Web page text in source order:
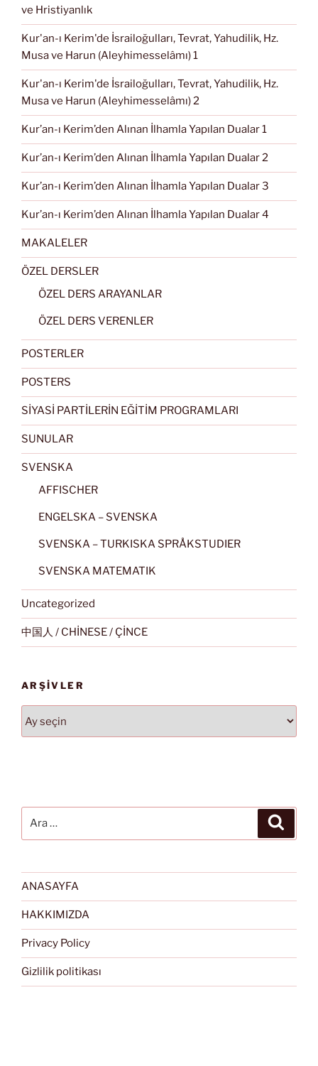
ve Hristiyanlık
Kur'an-ı Kerim'de İsrailoğulları, Tevrat, Yahudilik, Hz.
Musa ve Harun (Aleyhimesselâmı) 1
Kur'an-ı Kerim'de İsrailoğulları, Tevrat, Yahudilik, Hz.
Musa ve Harun (Aleyhimesselâmı) 2
Kur’an-ı Kerim’den Alınan İlhamla Yapılan Dualar 1
Kur’an-ı Kerim’den Alınan İlhamla Yapılan Dualar 2
Kur’an-ı Kerim’den Alınan İlhamla Yapılan Dualar 3
Kur’an-ı Kerim’den Alınan İlhamla Yapılan Dualar 4
MAKALELER
ÖZEL DERSLER
ÖZEL DERS ARAYANLAR
ÖZEL DERS VERENLER
POSTERLER
POSTERS
SİYASİ PARTİLERİN EĞİTİM PROGRAMLARI
SUNULAR
SVENSKA
AFFISCHER
ENGELSKA – SVENSKA
SVENSKA – TURKISKA SPRÅKSTUDIER
SVENSKA MATEMATIK
Uncategorized
中国人 / CHİNESE / ÇİNCE
ARŞIVLER
ANASAYFA
HAKKIMIZDA
Privacy Policy
Gizlilik politikası